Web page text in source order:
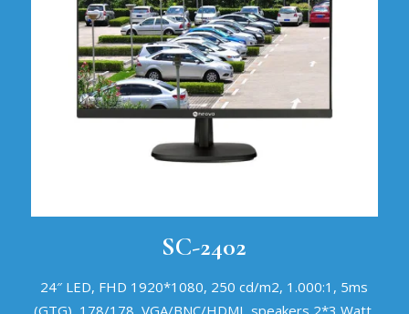
SC-2402
24″ LED, FHD 1920*1080, 250 cd/m2, 1.000:1, 5ms
(GTG), 178/178, VGA/BNC/HDMI, speakers 2*3 Watt,